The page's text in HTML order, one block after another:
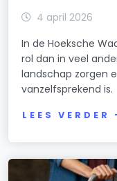
4 april 2026
In de Hoeksche
rol dan in veel
landschap zorgen
vanzelfsprekend is.
LEES VERDER